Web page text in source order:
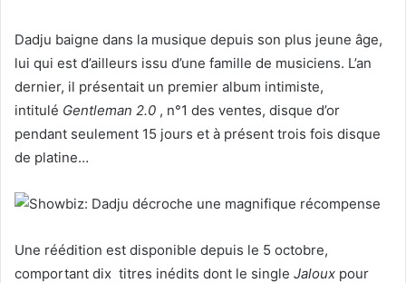
Dadju baigne dans la musique depuis son plus jeune âge,
lui qui est d’ailleurs issu d’une famille de musiciens. L’an
dernier, il présentait un premier album intimiste,
intitulé Gentleman 2.0 , n°1 des ventes, disque d’or
pendant seulement 15 jours et à présent trois fois disque
de platine…
Une réédition est disponible depuis le 5 octobre,
comportant dix titres inédits dont le single Jaloux pour